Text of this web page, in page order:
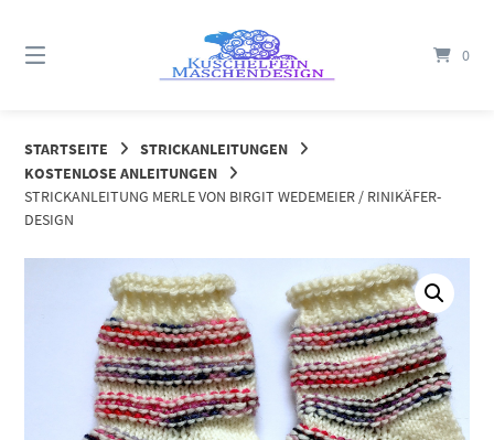
Inhalt
0
STARTSEITE
STRICKANLEITUNGEN
KOSTENLOSE ANLEITUNGEN
STRICKANLEITUNG MERLE VON BIRGIT WEDEMEIER / RINIKÄFER-
DESIGN